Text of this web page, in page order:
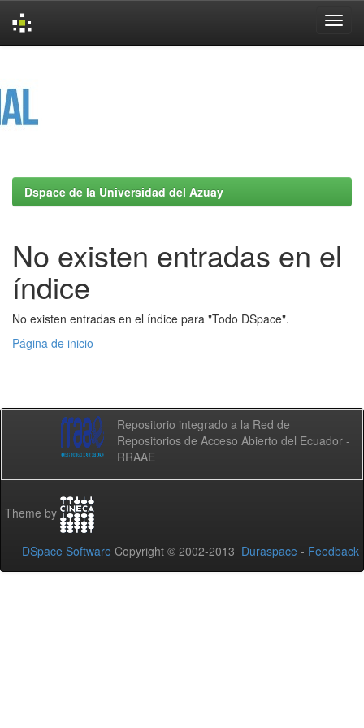
Dspace de la Universidad del Azuay
No existen entradas en el
índice
No existen entradas en el índice para "Todo DSpace".
Página de inicio
Repositorio integrado a la Red de
Repositorios de Acceso Abierto del Ecuador -
RRAAE
Theme by
DSpace Software Copyright © 2002-2013 Duraspace - Feedback